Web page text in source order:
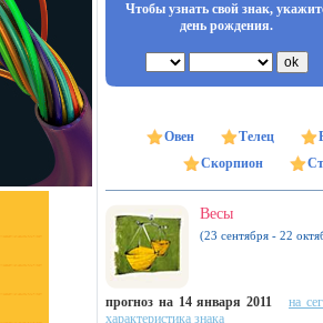
Чтобы узнать свой знак,
день рождения.
Овен Телец
Скорпион
Весы
(23 сентября - 22
прогноз на 14 января 2011
на
характеристика знака